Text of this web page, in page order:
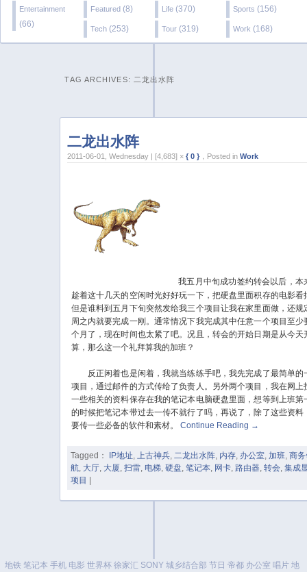
Entertainment
(66)
Featured (8) Life (370) Sports (156)
Tech (253) Tour (319) Work (168)
TAG ARCHIVES: 二龙出水阵
二龙出水阵
2011-06-01, Wednesday | [4,683] ×{ 0 } ，Posted inWork
我五月中旬成功签约转会以后，本
趁着这十几天的空闲时光好好玩一下，把硬盘里面积存的电影看
但是谁料到五月下旬突然发给我三个项目让我在家里面做，还规
周之内就要完成一刚。通常情况下我完成其中任意一个项目至少
个月了，现在时间也太紧了吧。况且，转会的开始日期是从今天
算，那么这一个礼拜算我的加班？
反正闲着也是闲着，我就当练练手吧，我先完成了最简单的
项目，通过邮件的方式传给了负责人。另外两个项目，我在网上
一些相关的资料保存在我的笔记本电脑硬盘里面，想等到上班第
的时候把笔记本带过去一传不就行了吗，再说了，除了这些资料
要传一些必备的软件和素材。
Continue Reading →
Tagged： IP地址 上古神兵 二龙出水阵 内存 办公室 ,加班 ,商
航 大厅 大厦 ,扫雷 电梯 ,硬盘 ,笔记本 网卡 ,路由器 ,转会 ,集成
项目 |
地铁 笔记本 手机 电影 世界杯 徐家汇 SONY 城乡结合部 节日 帝都 办公室 唱片 地